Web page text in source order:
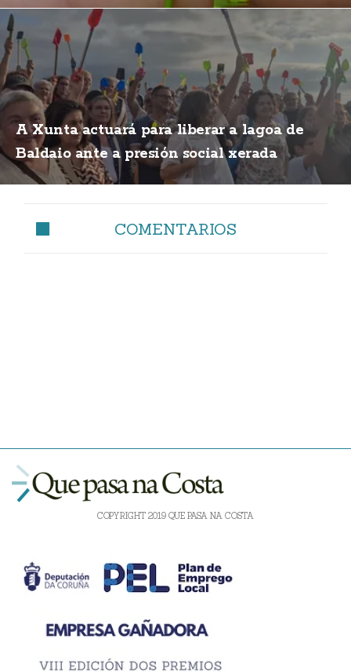
A Xunta actuará para liberar a lagoa de
Baldaio ante a presión social xerada
COMENTARIOS
COPYRIGHT 2019 QUE PASA NA COSTA